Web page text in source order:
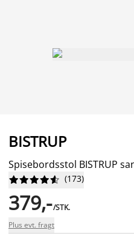
BISTRUP
Spisebordsstol BISTRUP





 (173)
379,-/STK.
Plus evt. fragt